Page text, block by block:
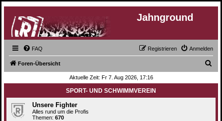
Jahnground
FAQ Anmelden
Registrieren
Foren-Übersicht
h
Aktuelle Zeit: Fr 7. Aug 2026, 17:16
SPORT- UND SCHWIMMVEREIN
Unsere Fighter
Alles rund um die Profis
Themen: 670